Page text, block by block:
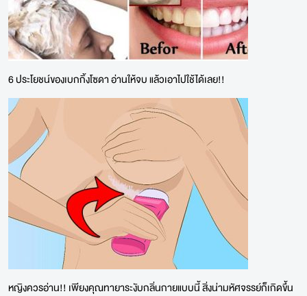
6 ประโยชน์ของเบกกิ้งโซดา อ่านให้จบ แล้วเอาไปใช้ได้เลย!!
หญิงควรอ่าน!! เพียงคุณทายาระงับกลิ่นกายแบบนี้ สิ่งน่ามหัศจรรย์ก็เกิดขึ้น